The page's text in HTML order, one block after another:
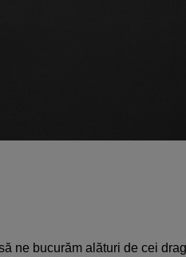
ne bucurăm alături de cei